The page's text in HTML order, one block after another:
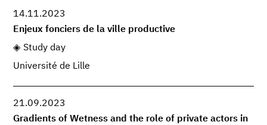
14.11.2023
Enjeux fonciers de la ville productive
Study day
Université de Lille
21.09.2023
Gradients of Wetness and the role of private actors in